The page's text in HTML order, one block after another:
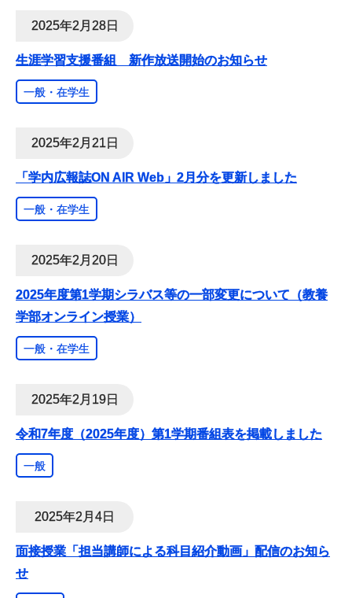
2025年2月28日
生涯学習支援番組 新作放送開始のお知らせ
一般・在学生
2025年2月21日
「学内広報誌ON AIR Web」2月分を更新しました
一般・在学生
2025年2月20日
2025年度第1学期シラバス等の一部変更について（教養
学部オンライン授業）
一般・在学生
2025年2月19日
令和7年度（2025年度）第1学期番組表を掲載しました
一般
2025年2月4日
面接授業「担当講師による科目紹介動画」配信のお知ら
せ